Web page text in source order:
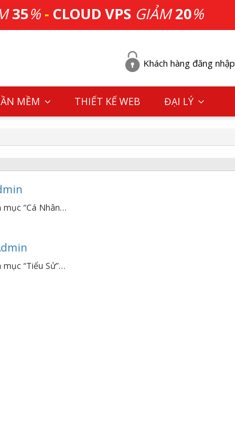
35%- CLOUD VPS GIẢM20%
Khách hàng đăng nhập
MỀM THIẾT KẾ WEB ĐẠI LÝ
mục “Cá Nhân…
mục “Tiểu Sử”…